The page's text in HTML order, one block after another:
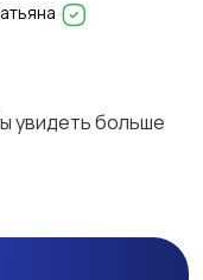
увидеть больше